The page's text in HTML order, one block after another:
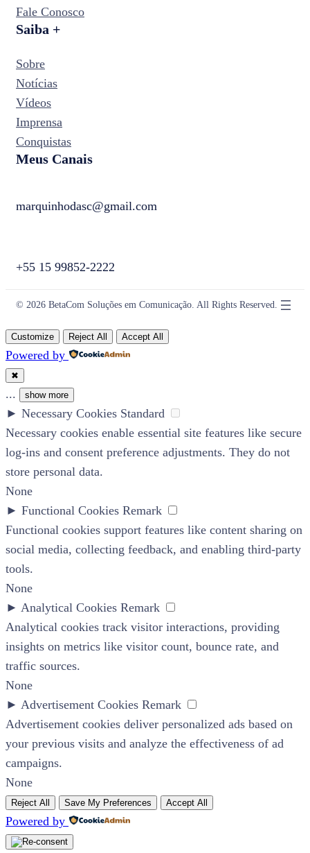
Fale Conosco
Saiba +
Sobre
Notícias
Vídeos
Imprensa
Conquistas
Meus Canais
marquinhodasc@gmail.com
+55 15 99852-2222
© 2026 BetaCom Soluções em Comunicação. All Rights Reserved.
Customize Reject All Accept All
Powered by
✖
... show more
► Necessary Cookies Standard
Necessary cookies enable essential site features like secure
log-ins and consent preference adjustments. They do not
store personal data.
None
► Functional Cookies Remark
Functional cookies support features like content sharing on
social media, collecting feedback, and enabling third-party
tools.
None
► Analytical Cookies Remark
Analytical cookies track visitor interactions, providing
insights on metrics like visitor count, bounce rate, and
traffic sources.
None
► Advertisement Cookies Remark
Advertisement cookies deliver personalized ads based on
your previous visits and analyze the effectiveness of ad
campaigns.
None
Reject All Save My Preferences Accept All
Powered by